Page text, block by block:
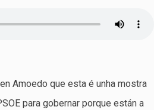
Amoedo que esta é unha mostra
para gobernar porque están a